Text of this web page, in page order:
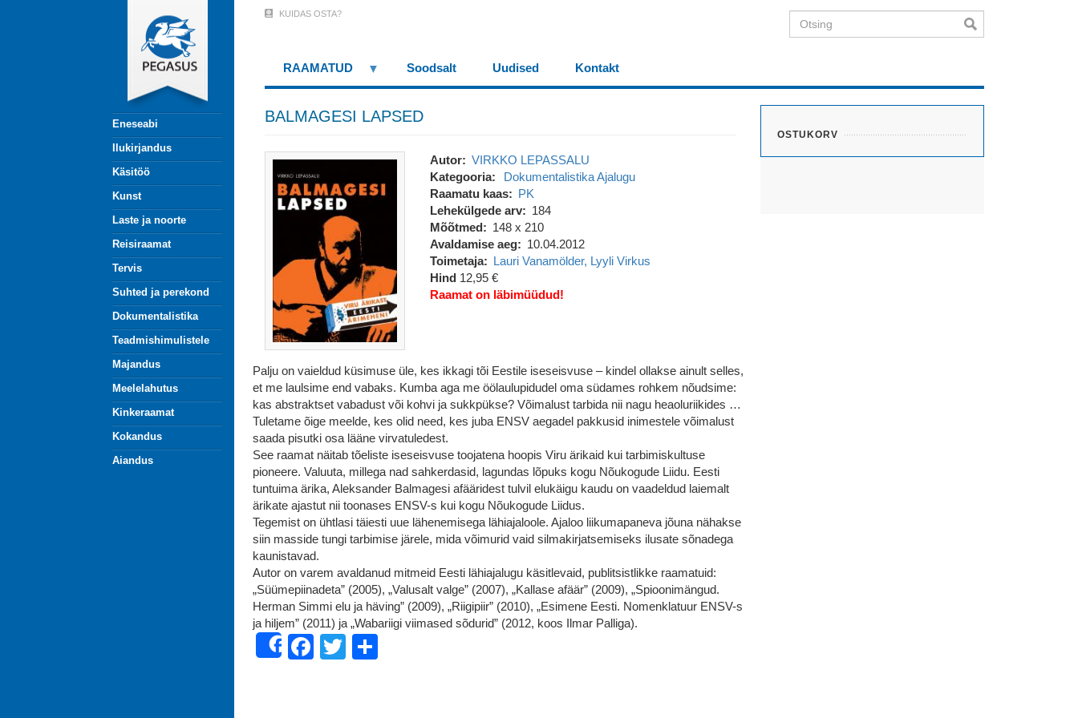
Eneseabi
Ilukirjandus
Käsitöö
Kunst
Laste ja noorte
Reisiraamat
Tervis
Suhted ja perekond
Dokumentalistika
Teadmishimulistele
Majandus
Meelelahutus
Kinkeraamat
Kokandus
Aiandus
Menu
(logged
KUIDAS OSTA? Otsing
RAAMATUD Soodsalt Uudised Kontakt
OSTUKORV
BALMAGESI LAPSED
Autor
VIRKKO LEPASSALU
Kategooria
Dokumentalistika Ajalugu
Raamatu kaas
PK
Lehekülgede arv
184
Mõõtmed
148 x 210
Avaldamise aeg
10.04.2012
Toimetaja
Lauri Vanamölder, Lyyli Virkus
Hind 12,95 €
Raamat on läbimüüdud!
Palju on vaieldud küsimuse üle, kes ikkagi tõi Eestile iseseisvuse – kindel ollakse ainult selles,
et me laulsime end vabaks. Kumba aga me öölaulupidudel oma südames rohkem nõudsime:
kas abstraktset vabadust või kohvi ja sukkpükse? Võimalust tarbida nii nagu heaoluriikides …
Tuletame õige meelde, kes olid need, kes juba ENSV aegadel pakkusid inimestele võimalust
saada pisutki osa lääne virvatuledest.
See raamat näitab tõeliste iseseisvuse toojatena hoopis Viru ärikaid kui tarbimiskultuse
pioneere. Valuuta, millega nad sahkerdasid, lagundas lõpuks kogu Nõukogude Liidu. Eesti
tuntuima ärika, Aleksander Balmagesi afääridest tulvil elukäigu kaudu on vaadeldud laiemalt
ärikate ajastut nii toonases ENSV-s kui kogu Nõukogude Liidus.
Tegemist on ühtlasi täiesti uue lähenemisega lähiajaloole. Ajaloo liikumapaneva jõuna nähakse
siin masside tungi tarbimise järele, mida võimurid vaid silmakirjatsemiseks ilusate sõnadega
kaunistavad.
Autor on varem avaldanud mitmeid Eesti lähiajalugu käsitlevaid, publitsistlikke raamatuid:
„Süümepiinadeta” (2005), „Valusalt valge” (2007), „Kallase afäär” (2009), „Spioonimängud.
Herman Simmi elu ja häving” (2009), „Riigipiir” (2010), „Esimene Eesti. Nomenklatuur ENSV-s
ja hiljem” (2011) ja „Wabariigi viimased sõdurid” (2012, koos Ilmar Palliga).
ShareFacebook
Twitter